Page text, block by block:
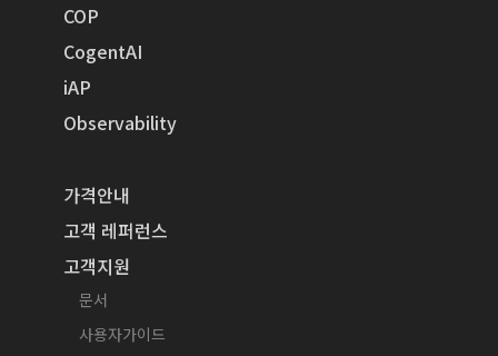
COP
CogentAI
iAP
Observability
가격안내
고객 레퍼런스
고객지원
문서
사용자가이드